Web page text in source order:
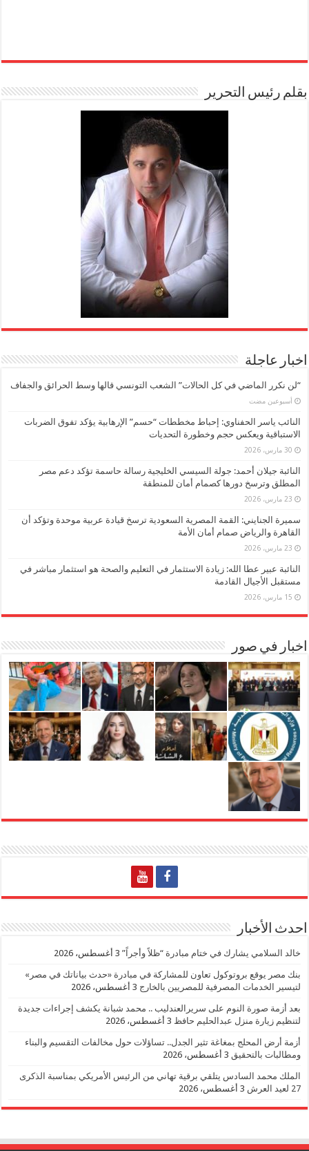
بقلم رئيس التحرير
اخبار عاجلة
“لن نكرر الماضي في كل الحالات” الشعب التونسي قالها وسط الحرائق والجفاف
‏أسبوعين مضت
النائب ياسر الحفناوي: إحباط مخططات “حسم” الإرهابية يؤكد تفوق الضربات
الاستباقية ويعكس حجم وخطورة التحديات
30 مارس، 2026
النائبة جيلان أحمد: جولة السيسي الخليجية رسالة حاسمة تؤكد دعم مصر
المطلق وترسخ دورها كصمام أمان للمنطقة
23 مارس، 2026
سميرة الجنايني: القمة المصرية السعودية ترسخ قيادة عربية موحدة وتؤكد أن
القاهرة والرياض صمام أمان الأمة
23 مارس، 2026
النائبة عبير عطا الله: زيادة الاستثمار في التعليم والصحة هو استثمار مباشر في
مستقبل الأجيال القادمة
15 مارس، 2026
اخبار في صور
احدث الأخبار
خالد السلامي يشارك في ختام مبادرة “ظلاً وأجراً” 3 أغسطس، 2026
بنك مصر يوقع بروتوكول تعاون للمشاركة في مبادرة «حدث بياناتك في مصر»
لتيسير الخدمات المصرفية للمصريين بالخارج 3 أغسطس، 2026
بعد أزمة صورة النوم على سريرالعندليب .. محمد شبانة يكشف إجراءات جديدة
لتنظيم زيارة منزل عبدالحليم حافظ 3 أغسطس، 2026
أزمة أرض المحلج بمغاغة تثير الجدل.. تساؤلات حول مخالفات التقسيم والبناء
ومطالبات بالتحقيق 3 أغسطس، 2026
الملك محمد السادس يتلقي برقية تهاني من الرئيس الأمريكي بمناسبة الذكرى
27 لعيد العرش
3 أغسطس، 2026